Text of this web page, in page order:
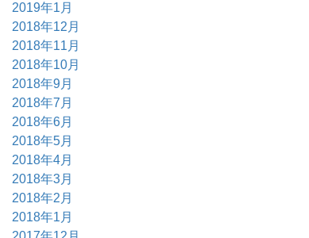
2019年1月
2018年12月
2018年11月
2018年10月
2018年9月
2018年7月
2018年6月
2018年5月
2018年4月
2018年3月
2018年2月
2018年1月